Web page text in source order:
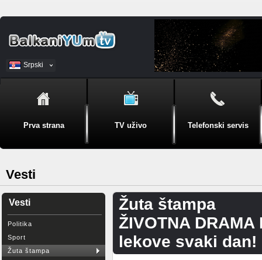
Srpski
BiH
Prva strana TV uživo Telefonski servis
Vesti
Vesti
Politika
Sport
Žuta štampa
Žuta štampa
ŽIVOTNA
lekove svaki dan!